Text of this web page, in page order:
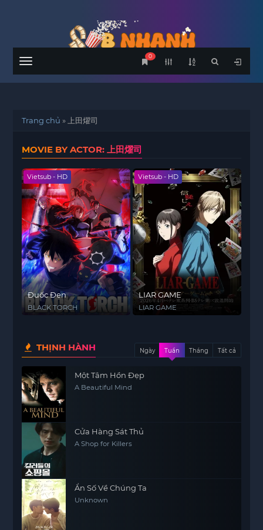
Menu
0
Trang chủ » 上田燿司
MOVIE BY ACTOR: 上田燿司
Vietsub - HD
Đuốc Đen
BLACK TORCH
Vietsub - HD
LIAR GAME
LIAR GAME
THỊNH HÀNH Ngày Tuần Tháng Tất cả
Một Tâm Hồn Đẹp
A Beautiful Mind
Cửa Hàng Sát Thủ
A Shop for Killers
Ẩn Số Về Chúng Ta
Unknown